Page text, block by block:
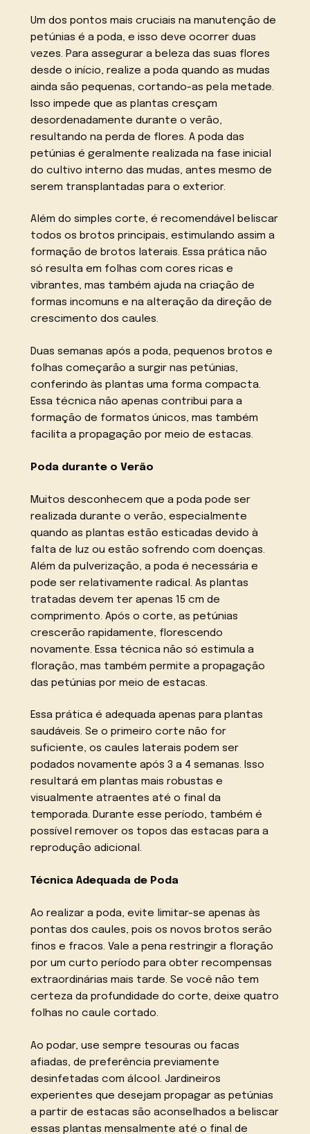
Um dos pontos mais cruciais na manutenção de
petúnias é a poda, e isso deve ocorrer duas
vezes. Para assegurar a beleza das suas flores
desde o início, realize a poda quando as mudas
ainda são pequenas, cortando-as pela metade.
Isso impede que as plantas cresçam
desordenadamente durante o verão,
resultando na perda de flores. A poda das
petúnias é geralmente realizada na fase inicial
do cultivo interno das mudas, antes mesmo de
serem transplantadas para o exterior.
Além do simples corte, é recomendável beliscar
todos os brotos principais, estimulando assim a
formação de brotos laterais. Essa prática não
só resulta em folhas com cores ricas e
vibrantes, mas também ajuda na criação de
formas incomuns e na alteração da direção de
crescimento dos caules.
Duas semanas após a poda, pequenos brotos e
folhas começarão a surgir nas petúnias,
conferindo às plantas uma forma compacta.
Essa técnica não apenas contribui para a
formação de formatos únicos, mas também
facilita a propagação por meio de estacas.
Poda durante o Verão
Muitos desconhecem que a poda pode ser
realizada durante o verão, especialmente
quando as plantas estão esticadas devido à
falta de luz ou estão sofrendo com doenças.
Além da pulverização, a poda é necessária e
pode ser relativamente radical. As plantas
tratadas devem ter apenas 15 cm de
comprimento. Após o corte, as petúnias
crescerão rapidamente, florescendo
novamente. Essa técnica não só estimula a
floração, mas também permite a propagação
das petúnias por meio de estacas.
Essa prática é adequada apenas para plantas
saudáveis. Se o primeiro corte não for
suficiente, os caules laterais podem ser
podados novamente após 3 a 4 semanas. Isso
resultará em plantas mais robustas e
visualmente atraentes até o final da
temporada. Durante esse período, também é
possível remover os topos das estacas para a
reprodução adicional.
Técnica Adequada de Poda
Ao realizar a poda, evite limitar-se apenas às
pontas dos caules, pois os novos brotos serão
finos e fracos. Vale a pena restringir a floração
por um curto período para obter recompensas
extraordinárias mais tarde. Se você não tem
certeza da profundidade do corte, deixe quatro
folhas no caule cortado.
Ao podar, use sempre tesouras ou facas
afiadas, de preferência previamente
desinfetadas com álcool. Jardineiros
experientes que desejam propagar as petúnias
a partir de estacas são aconselhados a beliscar
essas plantas mensalmente até o final de